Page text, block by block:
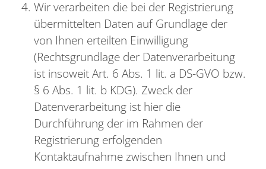
Wir verarbeiten die bei der Registrierung
übermittelten Daten auf Grundlage der
von Ihnen erteilten Einwilligung
(Rechtsgrundlage der Datenverarbeitung
ist insoweit Art. 6 Abs. 1 lit. a DS-GVO bzw.
§ 6 Abs. 1 lit. b KDG). Zweck der
Datenverarbeitung ist hier die
Durchführung der im Rahmen der
Registrierung erfolgenden
Kontaktaufnahme zwischen Ihnen und